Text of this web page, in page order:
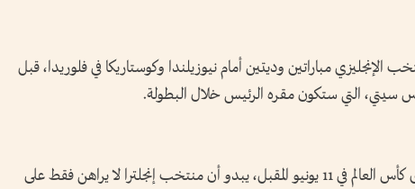
الإنجليزي مباراتين وديتين أمام نيوزيلندا وكوستاريكا في فلوريدا، قبل
سيتي، التي ستكون مقره الرئيس خلال البطولة.
ومع العد التنازلي لانطلاق كأس العالم في 11 يونيو المقبل، يبدو أن منتخب إنجلترا لا يراهن فقط على